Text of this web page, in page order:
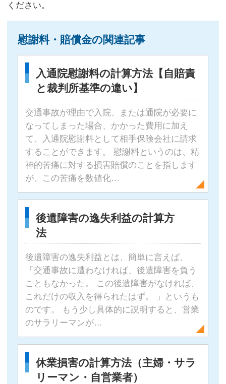
ください。
慰謝料・賠償金の関連記事
入通院慰謝料の計算方法【自賠責
と裁判所基準の違い】
交通事故が理由で入院、または通院が必要に
なってしまった場合、かかった費用に加え
て、入通院慰謝料として相手保険会社に請求
することができます。 慰謝料というのは、精
神的苦痛に対する損害賠償のことを指します
が、この苦痛を数値化…
後遺障害の逸失利益の計算方
法
後遺障害の逸失利益とは、簡単に言えば、
「交通事故に遭わなければ、後遺障害を負う
こともなかった。 この後遺障害がなければ、
これだけの収入を得られたはず。 」というも
のです。 もう少し具体的に説明すると、営業
のサラリーマンが…
休業損害の計算方法（主婦・サラ
リーマン・自営業者）